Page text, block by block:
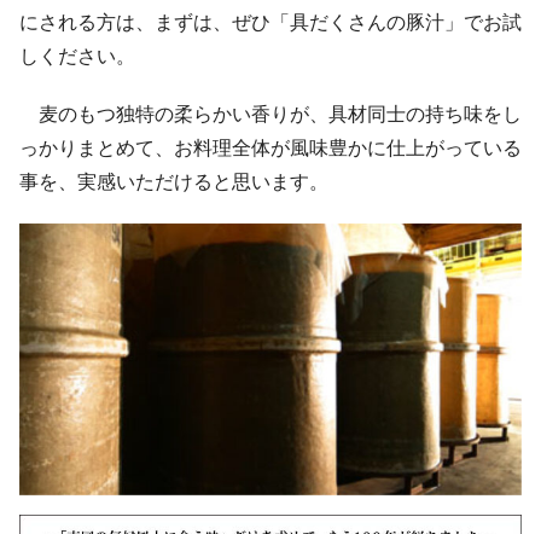
にされる方は、まずは、ぜひ「具だくさんの豚汁」でお試
しください。
麦のもつ独特の柔らかい香りが、具材同士の持ち味をし
っかりまとめて、お料理全体が風味豊かに仕上がっている
事を、実感いただけると思います。